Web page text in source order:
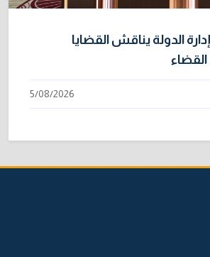
الدولة يناقش القضايا
5/08/2026